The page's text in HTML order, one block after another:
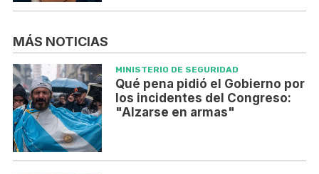
MÁS NOTICIAS
MINISTERIO DE SEGURIDAD
Qué pena pidió el Gobierno por
los incidentes del Congreso:
"Alzarse en armas"